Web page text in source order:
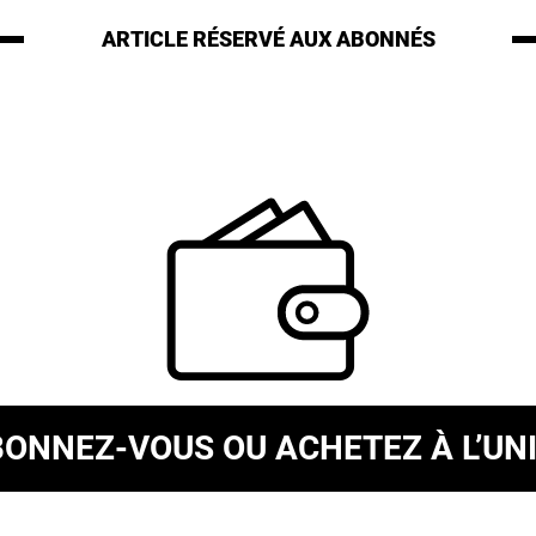
ARTICLE RÉSERVÉAUX ABONNÉS
VOUS OU ACHETEZ À